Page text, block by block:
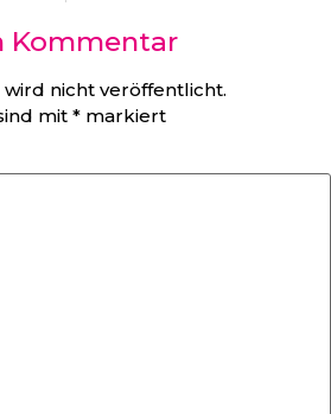
Kommentar
nicht veröffentlicht.
mit * markiert